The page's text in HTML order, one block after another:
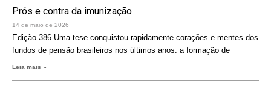
Prós e contra da imunização
14 de maio de 2026
Edição 386 Uma tese conquistou rapidamente corações e mentes dos
fundos de pensão brasileiros nos últimos anos: a formação de
Leia mais »